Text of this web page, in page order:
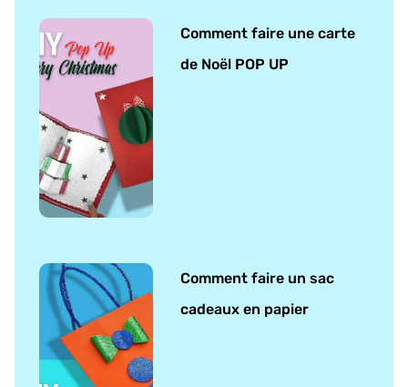
Comment faire une carte
de Noël POP UP
Comment faire un sac
cadeaux en papier